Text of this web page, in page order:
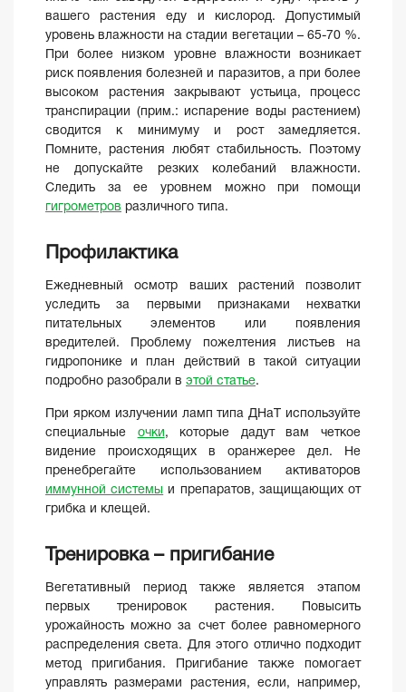
вашего растения еду и кислород. Допустимый
уровень влажности на стадии вегетации – 65-70 %.
При более низком уровне влажности возникает
риск появления болезней и паразитов, а при более
высоком растения закрывают устьица, процесс
транспирации (прим.: испарение воды растением)
сводится к минимуму и рост замедляется.
Помните, растения любят стабильность. Поэтому
не допускайте резких колебаний влажности.
Следить за ее уровнем можно при помощи
гигрометров различного типа.
Профилактика
Ежедневный осмотр ваших растений позволит
уследить за первыми признаками нехватки
питательных элементов или появления
вредителей. Проблему пожелтения листьев на
гидропонике и план действий в такой ситуации
подробно разобрали в этой статье.
При ярком излучении ламп типа ДНаТ используйте
специальные очки, которые дадут вам четкое
видение происходящих в оранжерее дел. Не
пренебрегайте использованием активаторов
иммунной системы и препаратов, защищающих от
грибка и клещей.
Тренировка – пригибание
Вегетативный период также является этапом
первых тренировок растения. Повысить
урожайность можно за счет более равномерного
распределения света. Для этого отлично подходит
метод пригибания. Пригибание также помогает
управлять размерами растения, если, например,